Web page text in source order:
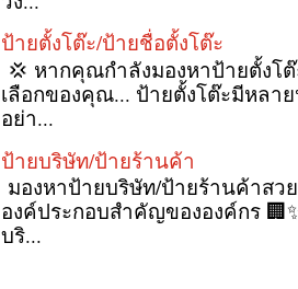
ป้ายตั้งโต๊ะ/ป้ายชื่อตั้งโต๊ะ
💢 หากคุณกำลังมองหาป้ายตั้งโ
เลือกของคุณ... ป้ายตั้งโต๊ะมีหลา
อย่า...
ป้ายบริษัท/ป้ายร้านค้า
มองหาป้ายบริษัท/ป้ายร้านค้าสว
องค์ประกอบสำคัญขององค์กร
บริ...